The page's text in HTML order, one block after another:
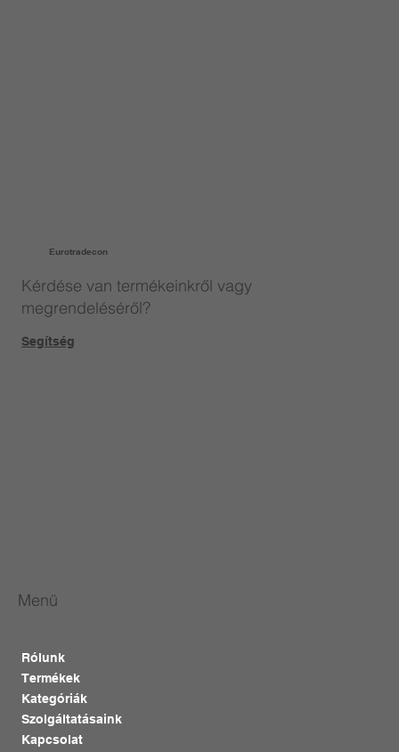
Eurotradecon
Kérdése van termékeinkről vagy
megrendeléséről?
Segítség
Menü
Rólunk
Termékek
Kategóriák
Szolgáltatásaink
Kapcsolat